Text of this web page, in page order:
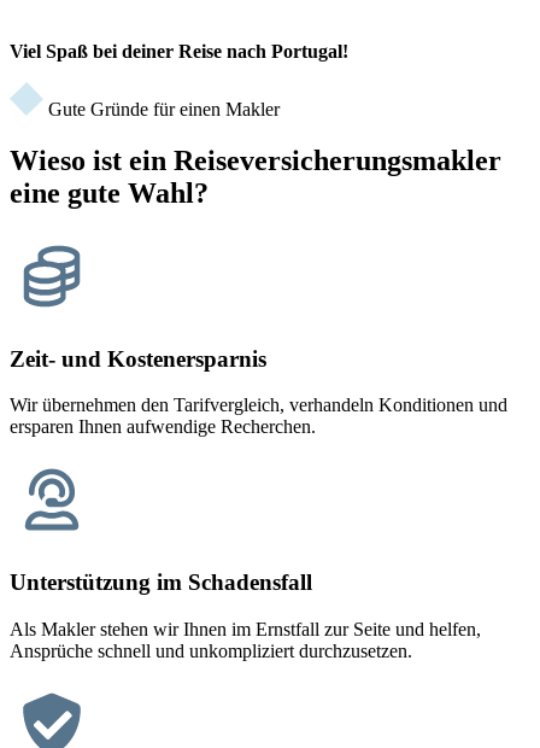
Viel Spaß bei deiner Reise nach Portugal!
Gute Gründe für einen Makler
Wieso ist ein Reiseversicherungsmakler
eine gute Wahl?
Zeit- und Kostenersparnis
Wir übernehmen den Tarifvergleich, verhandeln Konditionen und
ersparen Ihnen aufwendige Recherchen.
Unterstützung im Schadensfall
Als Makler stehen wir Ihnen im Ernstfall zur Seite und helfen,
Ansprüche schnell und unkompliziert durchzusetzen.